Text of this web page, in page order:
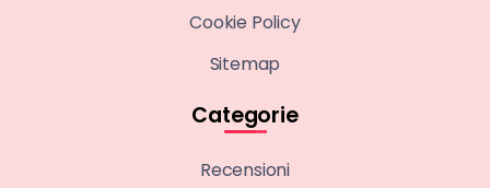
Cookie Policy
Sitemap
Categorie
Recensioni